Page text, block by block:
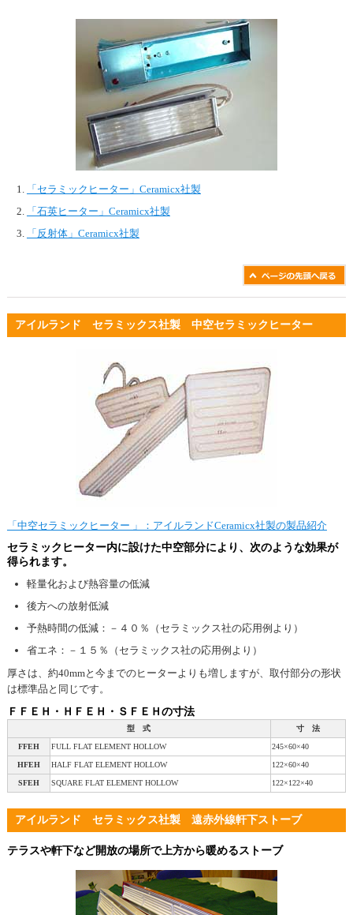
「セラミックヒーター」Ceramicx社製
「石英ヒーター」Ceramicx社製
「反射体」Ceramicx社製
アイルランド セラミックス社製 中空セラミックヒーター
「中空セラミックヒーター 」：アイルランドCeramicx社製の製品紹介
セラミックヒーター内に設けた中空部分により、次のような効果が
得られます。
軽量化および熱容量の低減
後方への放射低減
予熱時間の低減：－４０％（セラミックス社の応用例より）
省エネ：－１５％（セラミックス社の応用例より）
厚さは、約40mmと今までのヒーターよりも増しますが、取付部分の形状
は標準品と同じです。
ＦＦＥＨ・ＨＦＥＨ・ＳＦＥＨの寸法
型 式 寸 法
FFEH FULL FLAT ELEMENT HOLLOW 245×60×40
HFEH HALF FLAT ELEMENT HOLLOW 122×60×40
SFEH SQUARE FLAT ELEMENT HOLLOW 122×122×40
アイルランド セラミックス社製 遠赤外線軒下ストーブ
テラスや軒下など開放の場所で上方から暖めるストーブ